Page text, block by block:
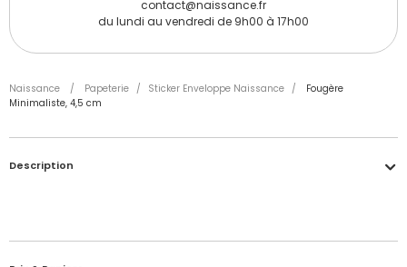
contact@naissance.fr
du lundi au vendredi de 9h00 à 17h00
Naissance / Papeterie / Sticker Enveloppe Naissance /
Fougère
Minimaliste, 4,5 cm
Description